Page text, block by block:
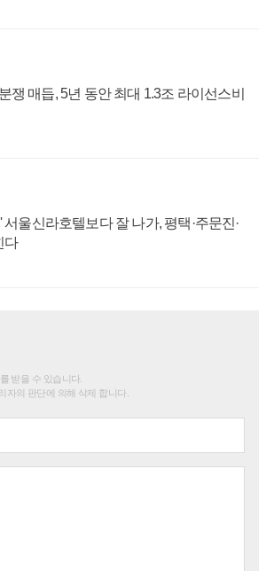
쟁 매듭, 5년 동안 최대 1.3조 라이선스비
울신라호텔보다 잘 나가, 평택·주문진·
다
받을 수 있습니다.
자의 판단에 의해 삭제 합니다.